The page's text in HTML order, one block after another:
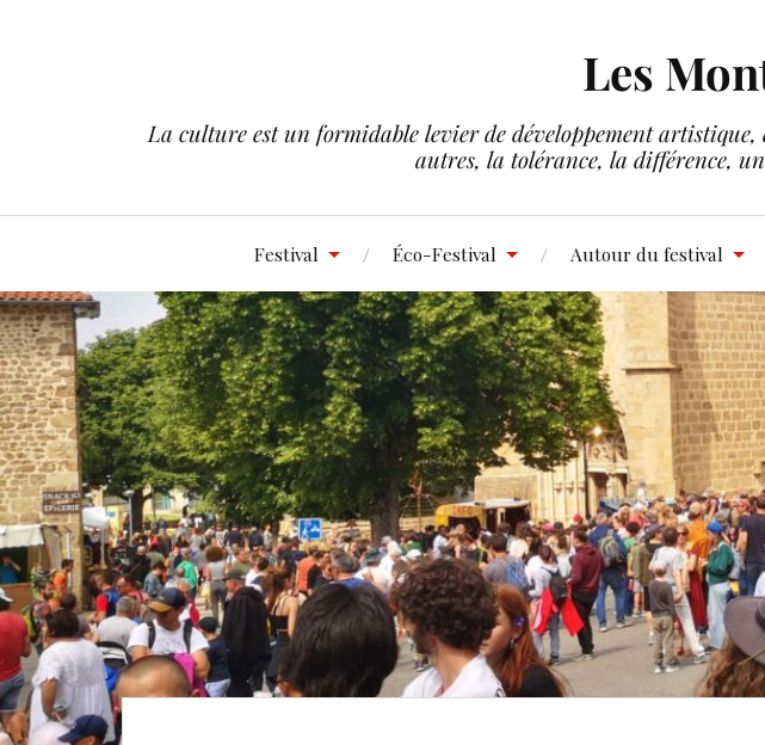
Les
La culture est un formidable levier de développement
autres, la tolérance, la différence,
Festival Éco-Festival Autour du festival